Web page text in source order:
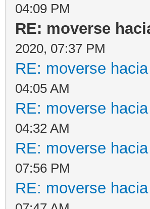
04:09 PM
RE: moverse
2020, 07:37 PM
RE: moverse
04:05 AM
RE: moverse
04:32 AM
RE: moverse
07:56 PM
RE: moverse